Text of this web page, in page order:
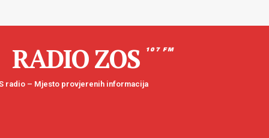
RADIO ZOS 107 FM
radio – Mjesto provjerenih informacija